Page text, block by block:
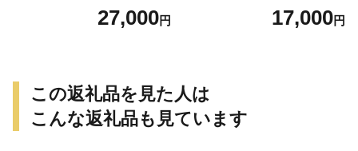
27,000円
産 お土産 土産 丹波大納言小
豆 抹茶 林檎 りんご 慶事 お
17,000円
この返礼品を見た人は
こんな返礼品も見ています